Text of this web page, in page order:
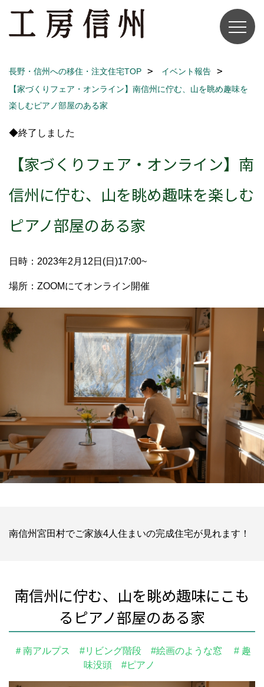
長野・信州への移住・注文住宅TOP
イベント報告
【家づくりフェア・オンライン】南信州に佇む、山を眺め趣味を
楽しむピアノ部屋のある家
◆終了しました
【家づくりフェア・オンライン】南
信州に佇む、山を眺め趣味を楽しむ
ピアノ部屋のある家
日時：2023年2月12日(日)17:00~
場所：ZOOMにてオンライン開催
南信州宮田村でご家族4人住まいの完成住宅が見れます！
南信州に佇む、山を眺め趣味にこも
るピアノ部屋のある家
＃南アルプス #リビング階段 #絵画のような窓 # 趣
味没頭 #ピアノ